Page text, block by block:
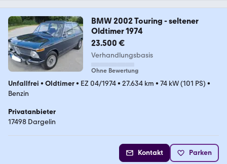
BMW 2002 Touring - seltener
Oldtimer 1974
23.500 €
Verhandlungsbasis
Ohne Bewertung
Unfallfrei • Oldtimer• EZ 04/1974• 27.634 km • 74 kW (101 PS) •
Benzin
Privatanbieter
17498 Dargelin
Kontakt Parken